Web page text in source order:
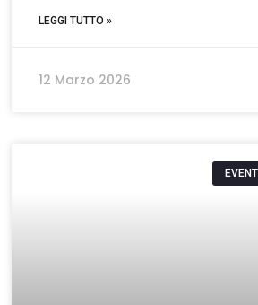
LEGGI TUTTO »
12 Marzo 2026